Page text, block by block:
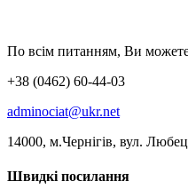
По всім питанням, Ви
+38 (0462) 60-44-03
adminociat@ukr.net
14000, м.Чернігів, вул.
Швидкі посилання